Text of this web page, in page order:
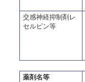
交感神経抑制剤レ
セルピン等
薬剤名等